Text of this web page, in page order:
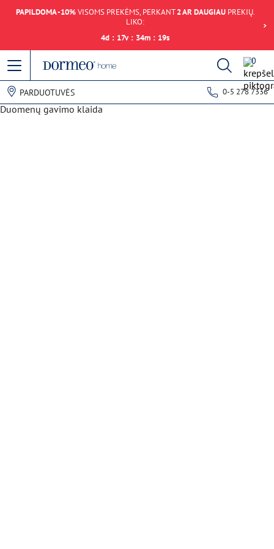
PAPILDOMA -10%VISOMS PREKĖMS, PERKANT2 AR DAUGIAUPREKIŲ.
LIKO:
4d : 17v : 34m : 19s
0
PARDUOTUVĖS 0-5 278 7336
Duomenų gavimo klaida